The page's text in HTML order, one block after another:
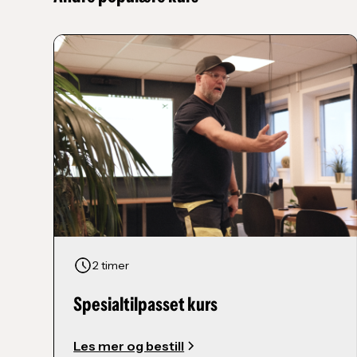
2 timer
Spesialtilpasset kurs
Les mer og bestill